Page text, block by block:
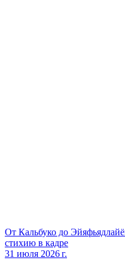
От Кальбуко до
стихию в кадре
31 июля 2026 г.